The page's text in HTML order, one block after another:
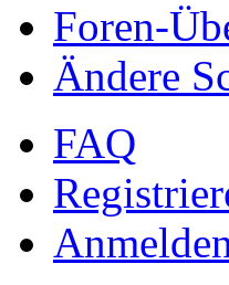
Foren-
Ändere
FAQ